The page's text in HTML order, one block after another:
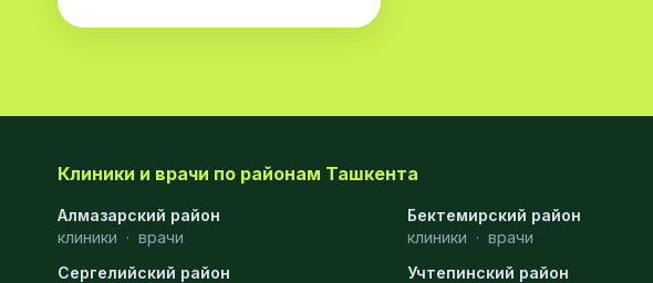
Дерматология 15
Акушерство 13
Диагностика
Клиники и врачи по районам Ташкента
Алмазарский район
клиники · врачи
Бектемирский район
клиники · врачи
Сергелийский район
Учтепинский район